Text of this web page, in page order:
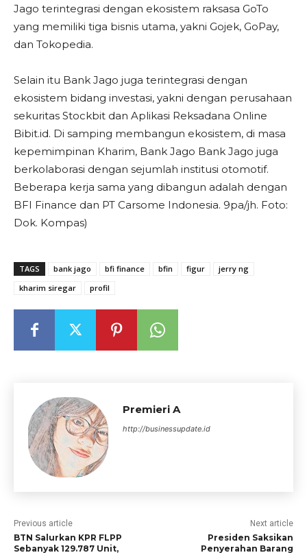
Jago terintegrasi dengan ekosistem raksasa GoTo
yang memiliki tiga bisnis utama, yakni Gojek, GoPay,
dan Tokopedia.
Selain itu Bank Jago juga terintegrasi dengan
ekosistem bidang investasi, yakni dengan perusahaan
sekuritas Stockbit dan Aplikasi Reksadana Online
Bibit.id. Di samping membangun ekosistem, di masa
kepemimpinan Kharim, Bank Jago Bank Jago juga
berkolaborasi dengan sejumlah institusi otomotif.
Beberapa kerja sama yang dibangun adalah dengan
BFI Finance dan PT Carsome Indonesia. 9pa/jh. Foto:
Dok. Kompas)
TAGS bank jago bfi finance bfin figur
jerry ng
kharim siregar
profil
Premieri A
http://businessupdate.id
Previous article
BTN Salurkan KPR FLPP
Sebanyak 129.787 Unit,
Next article
Presiden Saksikan
Penyerahan Barang